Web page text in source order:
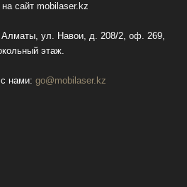
сайт mobilaser.kz
Алматы, ул. Навои, д. 208/2, оф. 269,
этаж.
нами: go@mobilaser.kz